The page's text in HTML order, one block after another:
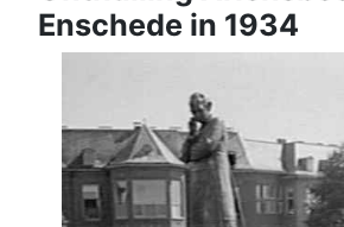
Enschede in 1934